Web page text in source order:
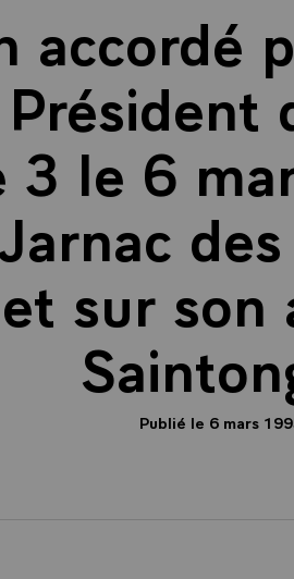
accordé
3 le 6
sur
Publié le 6 mars